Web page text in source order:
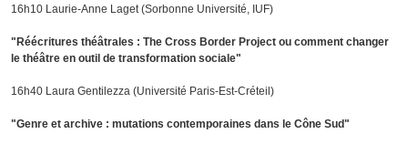
16h10 Laurie-Anne Laget (Sorbonne Université, IUF)
"Réécritures théâtrales : The Cross Border Project ou comment changer
le théâtre en outil de transformation sociale"
16h40 Laura Gentilezza (Université Paris-Est-Créteil)
"Genre et archive : mutations contemporaines dans le Cône Sud"